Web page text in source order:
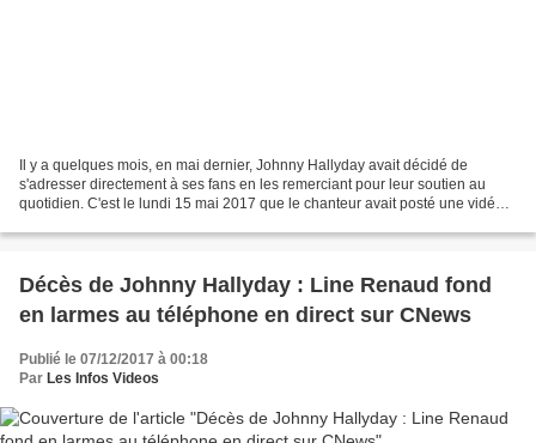
Il y a quelques mois, en mai dernier, Johnny Hallyday avait décidé de
s'adresser directement à ses fans en les remerciant pour leur soutien au
quotidien. C'est le lundi 15 mai 2017 que le chanteur avait posté une vidéo
Décès de Johnny Hallyday : Line Renaud fond
en larmes au téléphone en direct sur CNews
Publié le 07/12/2017 à 00:18
Par Les Infos Videos